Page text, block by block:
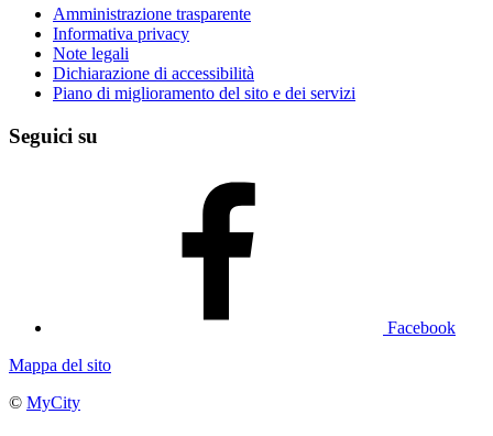
Amministrazione trasparente
Informativa privacy
Note legali
Dichiarazione di accessibilità
Piano di miglioramento del sito e dei servizi
Seguici su
Facebook
Mappa del sito
© MyCity